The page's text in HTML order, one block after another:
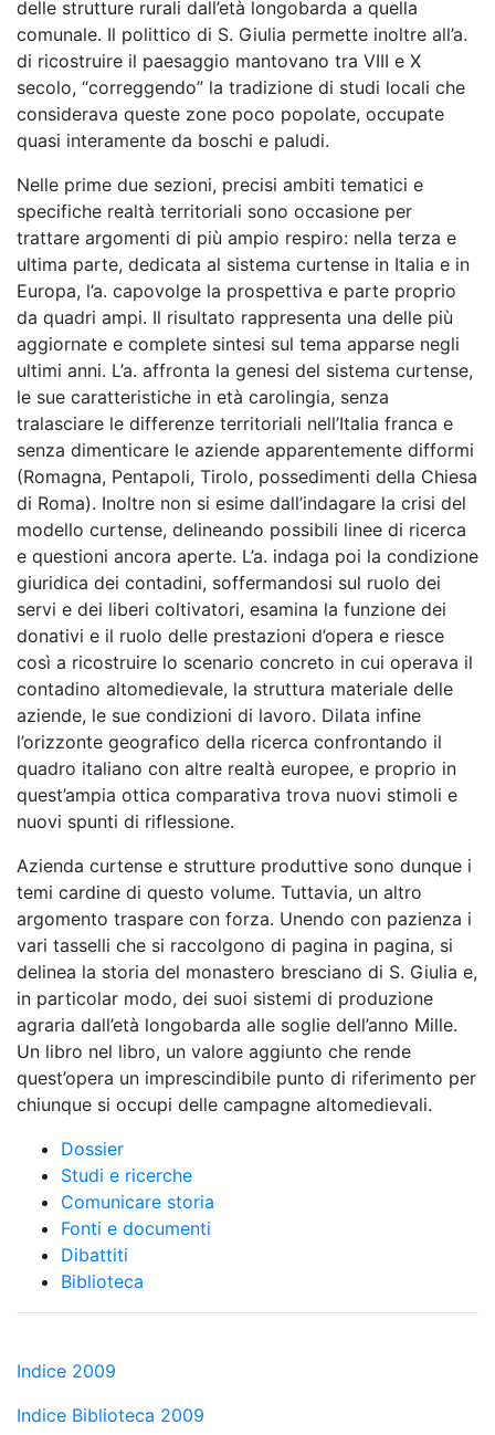
delle strutture rurali dall’età longobarda a quella
comunale. Il polittico di S. Giulia permette inoltre all’a.
di ricostruire il paesaggio mantovano tra VIII e X
secolo, “correggendo” la tradizione di studi locali che
considerava queste zone poco popolate, occupate
quasi interamente da boschi e paludi.
Nelle prime due sezioni, precisi ambiti tematici e
specifiche realtà territoriali sono occasione per
trattare argomenti di più ampio respiro: nella terza e
ultima parte, dedicata al sistema curtense in Italia e in
Europa, l’a. capovolge la prospettiva e parte proprio
da quadri ampi. Il risultato rappresenta una delle più
aggiornate e complete sintesi sul tema apparse negli
ultimi anni. L’a. affronta la genesi del sistema curtense,
le sue caratteristiche in età carolingia, senza
tralasciare le differenze territoriali nell’Italia franca e
senza dimenticare le aziende apparentemente difformi
(Romagna, Pentapoli, Tirolo, possedimenti della Chiesa
di Roma). Inoltre non si esime dall’indagare la crisi del
modello curtense, delineando possibili linee di ricerca
e questioni ancora aperte. L’a. indaga poi la condizione
giuridica dei contadini, soffermandosi sul ruolo dei
servi e dei liberi coltivatori, esamina la funzione dei
donativi e il ruolo delle prestazioni d’opera e riesce
così a ricostruire lo scenario concreto in cui operava il
contadino altomedievale, la struttura materiale delle
aziende, le sue condizioni di lavoro. Dilata infine
l’orizzonte geografico della ricerca confrontando il
quadro italiano con altre realtà europee, e proprio in
quest’ampia ottica comparativa trova nuovi stimoli e
nuovi spunti di riflessione.
Azienda curtense e strutture produttive sono dunque i
temi cardine di questo volume. Tuttavia, un altro
argomento traspare con forza. Unendo con pazienza i
vari tasselli che si raccolgono di pagina in pagina, si
delinea la storia del monastero bresciano di S. Giulia e,
in particolar modo, dei suoi sistemi di produzione
agraria dall’età longobarda alle soglie dell’anno Mille.
Un libro nel libro, un valore aggiunto che rende
quest’opera un imprescindibile punto di riferimento per
chiunque si occupi delle campagne altomedievali.
Dossier
Studi e ricerche
Comunicare storia
Fonti e documenti
Dibattiti
Biblioteca
Indice 2009
Indice Biblioteca 2009